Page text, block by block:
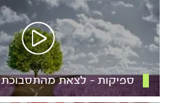
ספיקות – לצאת מהתסבוכת